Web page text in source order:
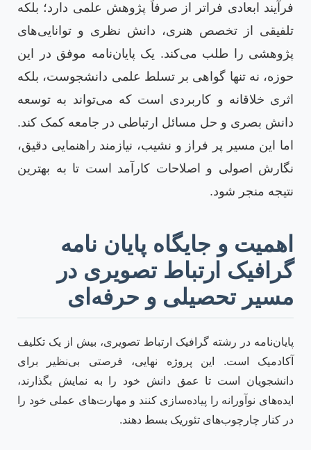
فرآیند ابعادی فراتر از صرفاً پژوهش علمی دارد؛ بلکه
تلفیقی از تخصص هنری، دانش نظری و توانایی‌های
پژوهشی را طلب می‌کند. یک پایان‌نامه موفق در این
حوزه، نه تنها گواهی بر تسلط علمی دانشجوست، بلکه
اثری خلاقانه و کاربردی است که می‌تواند به توسعه
دانش بصری و حل مسائل ارتباطی در جامعه کمک کند.
اما این مسیر پر فراز و نشیب، نیازمند راهنمایی دقیق،
نگارش اصولی و اصلاحات کارآمد است تا به بهترین
نتیجه منجر شود.
اهمیت و جایگاه پایان نامه
گرافیک ارتباط تصویری در
مسیر تحصیلی و حرفه‌ای
پایان‌نامه در رشته گرافیک ارتباط تصویری، بیش از یک تکلیف
آکادمیک است. این پروژه نهایی، فرصتی بی‌نظیر برای
دانشجویان است تا عمق دانش خود را به نمایش بگذارند،
ایده‌های نوآورانه را پیاده‌سازی کنند و مهارت‌های عملی خود را
در کنار چارچوب‌های تئوریک بسط دهند.